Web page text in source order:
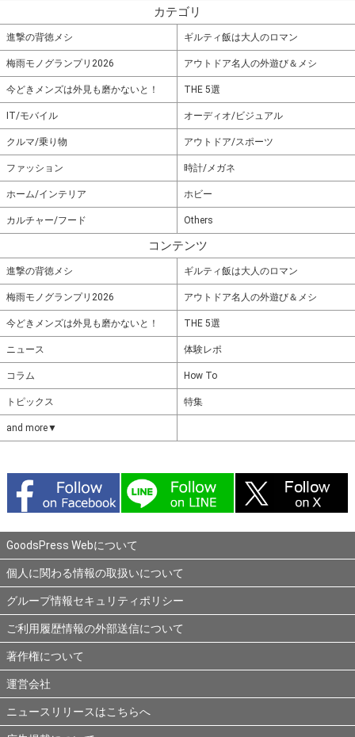
カテゴリ
進撃の背徳メシ ギルティ飯は大人のロマン
梅雨モノグランプリ2026 アウトドア名人の外遊び＆メシ
今どきメンズは外見も磨かないと！ THE 5選
IT/モバイル オーディオ/ビジュアル
クルマ/乗り物 アウトドア/スポーツ
ファッション 時計/メガネ
ホーム/インテリア ホビー
カルチャー/フード Others
コンテンツ
進撃の背徳メシ ギルティ飯は大人のロマン
梅雨モノグランプリ2026 アウトドア名人の外遊び＆メシ
今どきメンズは外見も磨かないと！ THE 5選
ニュース 体験レポ
コラム How To
トピックス 特集
and more▼
GoodsPress Webについて
個人に関わる情報の取扱いについて
グループ情報セキュリティポリシー
ご利用履歴情報の外部送信について
著作権について
運営会社
ニュースリリースはこちらへ